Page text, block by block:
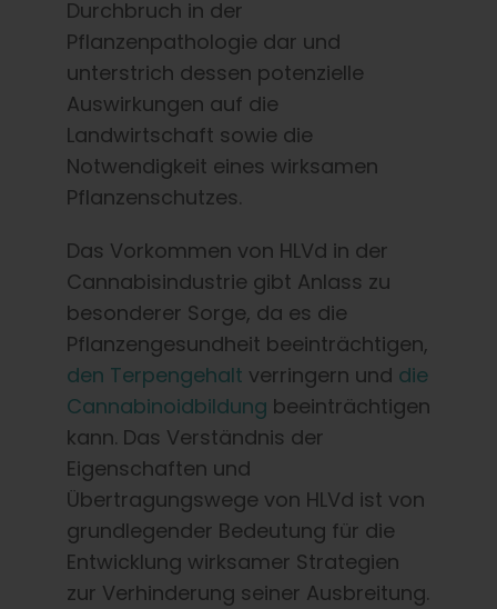
Durchbruch in der
Pflanzenpathologie dar und
unterstrich dessen potenzielle
Auswirkungen auf die
Landwirtschaft sowie die
Notwendigkeit eines wirksamen
Pflanzenschutzes.
Das Vorkommen von HLVd in der
Cannabisindustrie gibt Anlass zu
besonderer Sorge, da es die
Pflanzengesundheit beeinträchtigen,
den Terpengehalt verringern und die
Cannabinoidbildung beeinträchtigen
kann. Das Verständnis der
Eigenschaften und
Übertragungswege von HLVd ist von
grundlegender Bedeutung für die
Entwicklung wirksamer Strategien
zur Verhinderung seiner Ausbreitung.